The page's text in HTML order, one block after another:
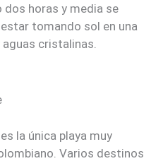
dos horas y media se
tomando sol en una
cristalinas.
la única playa muy
Varios destinos